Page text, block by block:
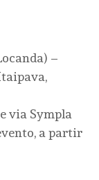
–
via Sympla
a partir